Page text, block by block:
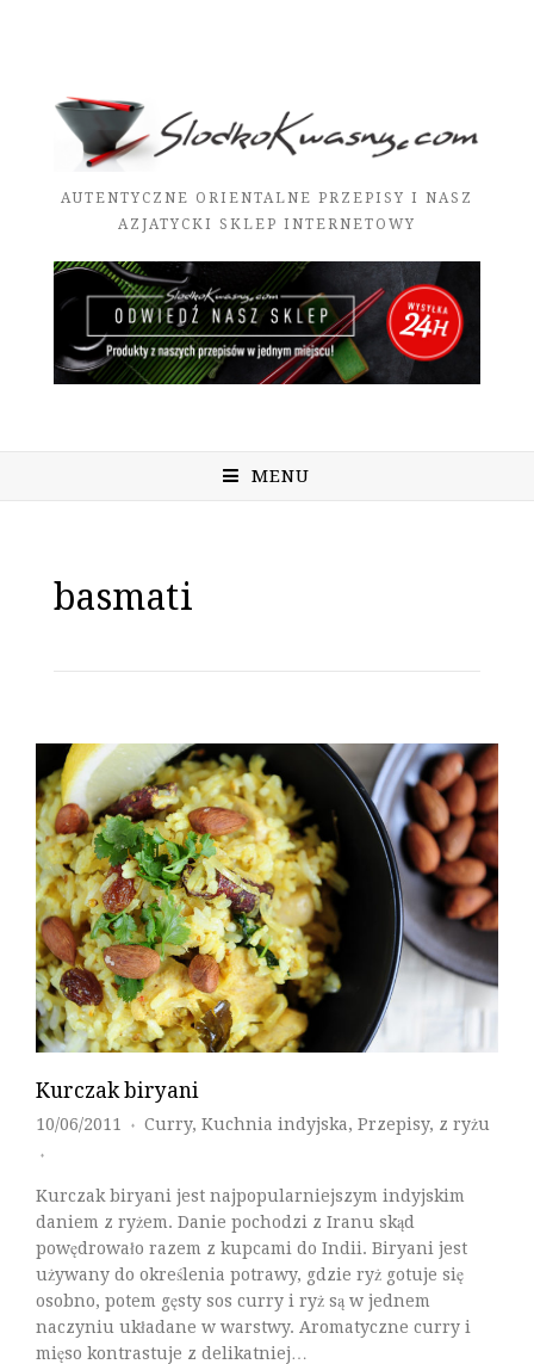
AUTENTYCZNE ORIENTALNE PRZEPISY I NASZ
AZJATYCKI SKLEP INTERNETOWY
MENU
basmati
Kurczak biryani
10/06/2011 ♦ Curry, Kuchnia indyjska, Przepisy, z ryżu
♦
Kurczak biryani jest najpopularniejszym indyjskim
daniem z ryżem. Danie pochodzi z Iranu skąd
powędrowało razem z kupcami do Indii. Biryani jest
używany do określenia potrawy, gdzie ryż gotuje się
osobno, potem gęsty sos curry i ryż są w jednem
naczyniu układane w warstwy. Aromatyczne curry i
mięso kontrastuje z delikatniej…